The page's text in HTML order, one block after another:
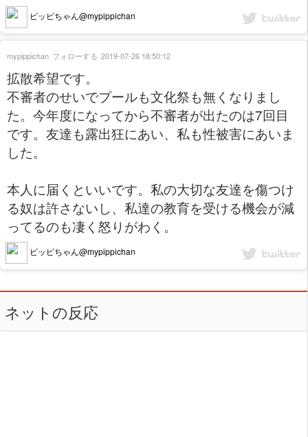
ピッピちゃん@mypippichan
拡散希望です。
不審者のせいでプールも文化祭も無くなりまし
た。今年度になってから不審者が出たのは7回目
です。友達も露出狂にあい、私も性被害にあいま
した。
本人に届くといいです。私の大切な友達を傷つけ
る奴は許さないし、私達の教育を受ける機会が減
ってるのも凄く怒りがわく。
ピッピちゃん@mypippichan
mypippichan フォローする 2019-07-26 18:50:12
ネットの反応